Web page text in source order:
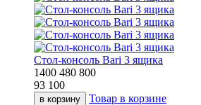
Стол-консоль Bari 3 ящика
1400 480 800
93 100
в корзину Товар в корзине